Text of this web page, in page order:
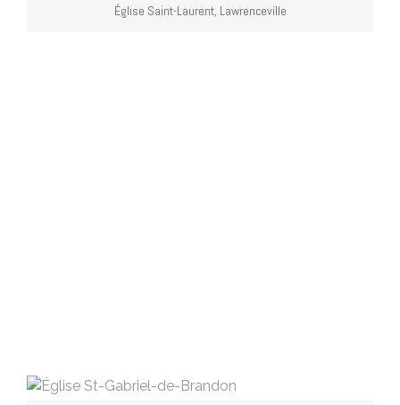
Église Saint-Laurent, Lawrenceville